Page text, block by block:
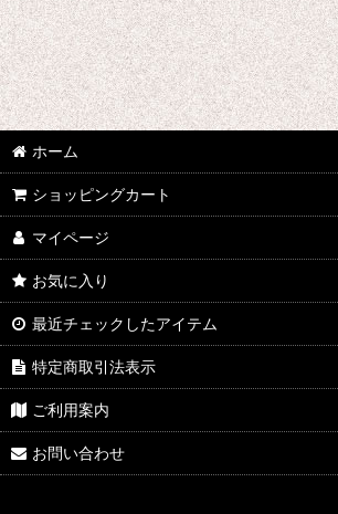
絞り込む
な行 コスプレ衣装 (全商品)
七つの大罪
ノーゲーム・ノーライフ
ノラガミ
NORN9 ノルン+ノネット
ニセコイ
ぬらりひょんの孫
ナルト
のうりん
ホーム
ショッピングカート
マイページ
お気に入り
最近チェックしたアイテム
特定商取引法表示
ご利用案内
お問い合わせ